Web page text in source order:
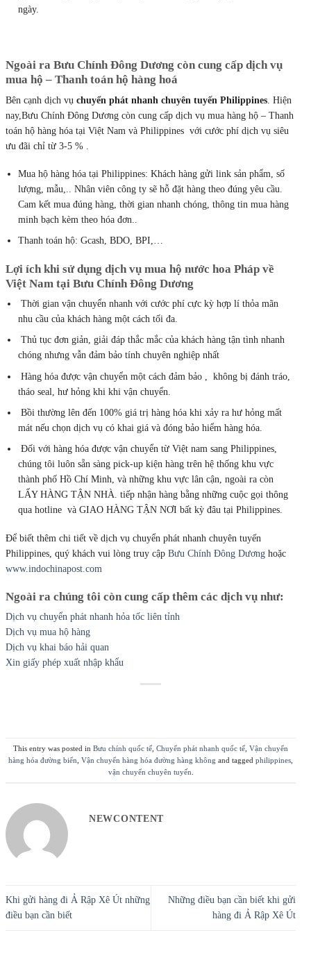
ngày.
Ngoài ra Bưu Chính Đông Dương còn cung cấp dịch vụ
mua hộ – Thanh toán hộ hàng hoá
Bên cạnh dịch vụ chuyển phát nhanh chuyên tuyến Philippines . Hiện
nay,Bưu Chính Đông Dương còn cung cấp dịch vụ mua hàng hộ – Thanh
toán hộ hàng hóa tại Việt Nam và Philippines với cước phí dịch vụ siêu
ưu đãi chỉ từ 3-5 % .
Mua hộ hàng hóa tại Philippines: Khách hàng gửi link sản phẩm, số
lượng, mẫu,.. Nhân viên công ty sẽ hỗ đặt hàng theo đúng yêu cầu.
Cam kết mua đúng hàng, thời gian nhanh chóng, thông tin mua hàng
minh bạch kèm theo hóa đơn..
Thanh toán hộ: Gcash, BDO, BPI,…
Lợi ích khi sử dụng dịch vụ mua hộ nước hoa Pháp về
Việt Nam tại Bưu Chính Đông Dương
Thời gian vận chuyển nhanh với cước phí cực kỳ hợp lí thỏa mãn
nhu cầu của khách hàng một cách tối đa.
Thủ tục đơn giản, giải đáp thắc mắc của khách hàng tận tình nhanh
chóng nhưng vẫn đảm bảo tính chuyên nghiệp nhất
Hàng hóa được vận chuyển một cách đảm bảo , không bị đánh tráo,
tháo seal, hư hỏng khi khi vận chuyển.
Bồi thường lên đến 100% giá trị hàng hóa khi xảy ra hư hỏng mất
mát nếu chọn dịch vụ có khai giá và đóng bảo hiểm hàng hóa.
Đối với hàng hóa được vận chuyển từ Việt nam sang Philippines,
chúng tôi luôn sẵn sàng pick-up kiện hàng trên hệ thống khu vực
thành phố Hồ Chí Minh, và những khu vực lân cận, ngoài ra còn
LẤY HÀNG TẬN NHÀ. tiếp nhận hàng bằng những cuộc gọi thông
qua hotline và GIAO HÀNG TẬN NƠI bất kỳ đâu tại Philippines.
Để biết thêm chi tiết về dịch vụ chuyển phát nhanh chuyên tuyến
Philippines, quý khách vui lòng truy cập Bưu Chính Đông Dương hoặc
www.indochinapost.com
Ngoài ra chúng tôi còn cung cấp thêm các dịch vụ như:
Dịch vụ chuyển phát nhanh hỏa tốc liên tỉnh
Dịch vụ mua hộ hàng
Dịch vụ khai báo hải quan
Xin giấy phép xuất nhập khẩu
This entry was posted in Bưu chính quốc tế Chuyển phát nhanh quốc tế Vận chuyển
hàng hóa đường biển Vận chuyển hàng hóa đường hàng không and tagged philippines
vận chuyển chuyên tuyến
NEWCONTENT
Khi gửi hàng đi Ả Rập Xê Út những
điều bạn cần biết
Những điều bạn cần biết khi gửi
hàng đi Ả Rập Xê Út